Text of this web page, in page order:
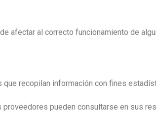
afectar al correcto funcionamiento de
recopilan información con fines
pueden consultarse en sus